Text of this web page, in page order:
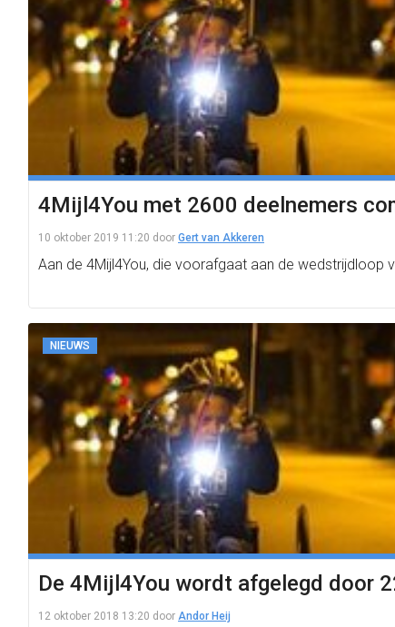
4Mijl4You met 2600 deelnemers
10 oktober 2019 11:20 door Gert van Akkeren
Aan de 4Mijl4You, die voorafgaat aan de wedstrijdloop
NIEUWS
De 4Mijl4You wordt afgelegd door
12 oktober 2018 13:20 door Andor Heij